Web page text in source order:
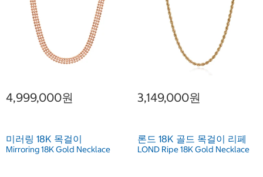
4,999,000원
미러링 18K 목걸이
Mirroring 18K Gold Necklace
3,149,000원
론드 18K 골드 목걸이 리페
LOND Ripe 18K Gold Necklace